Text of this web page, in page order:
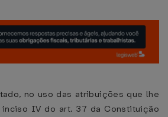
no uso das atribuições que lhe
IV do art. 37 da Constituição